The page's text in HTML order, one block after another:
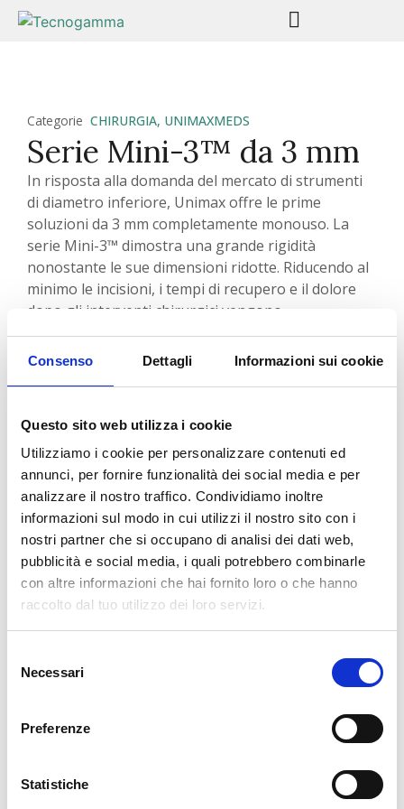
Consenso Dettagli Informazioni sui cookie
Questo sito web utilizza i cookie
Utilizziamo i cookie per personalizzare contenuti ed
annunci, per fornire funzionalità dei social media e per
analizzare il nostro traffico. Condividiamo inoltre
informazioni sul modo in cui utilizzi il nostro sito con i
nostri partner che si occupano di analisi dei dati web,
pubblicità e social media, i quali potrebbero combinarle
con altre informazioni che hai fornito loro o che hanno
raccolto dal tuo utilizzo dei loro servizi.
delNecessari
Preferenze
Statistiche
Categorie CHIRURGIA, UNIMAXMEDS
Serie Mini-3™ da 3 mm
In risposta alla domanda del mercato di strumenti
di diametro inferiore, Unimax offre le prime
soluzioni da 3 mm completamente monouso. La
serie Mini-3™ dimostra una grande rigidità
nonostante le sue dimensioni ridotte. Riducendo al
minimo le incisioni, i tempi di recupero e il dolore
dopo gli interventi chirurgici vengono
sostanzialmente ridotti.
Dal trequarti alle forbici, dalla pinza da presa alla
sonda monopolare e alla sonda S/I, offriamo
BENEFICI:
Incisione più piccola di almeno il 60% per avere
un migliore risultato estetico
Riduzione del dolore postoperatorio
Meno rischio di infezione
Recupero potenzialmente più rapido e degenza
ospedaliera più breve
Non richiedono sutura
Rischio ridotto di ernie incisionali